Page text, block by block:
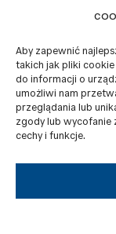
Aby zapewnić
takich jak pliki
do informacji o
umożliwi nam
przeglądania lub
zgody lub wycofanie
cechy i funkcje.
Quanto 1800
Quanto 2300
Wartości
Szczegółowe